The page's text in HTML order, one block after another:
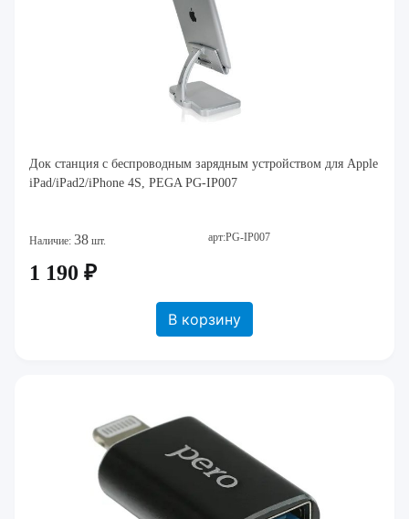
Док станция с беспроводным зарядным устройством для Apple
iPad/iPad2/iPhone 4S, PEGA PG-IP007
Наличие: 38 шт. арт:PG-IP007
1 190 ₽
В корзину